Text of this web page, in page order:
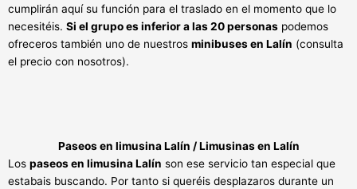
cumplirán aquí su función para el traslado en el momento que lo
necesitéis. Si el grupo es inferior a las 20 personas podemos
ofreceros también uno de nuestros minibuses en Lalín (consulta
el precio con nosotros).
Paseos en limusina Lalín / Limusinas en Lalín
Los paseos en limusina Lalín son ese servicio tan especial que
estabais buscando. Por tanto si queréis desplazaros durante un